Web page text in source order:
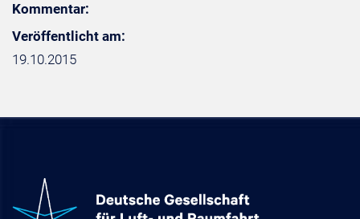
Kommentar:
Veröffentlicht am:
19.10.2015